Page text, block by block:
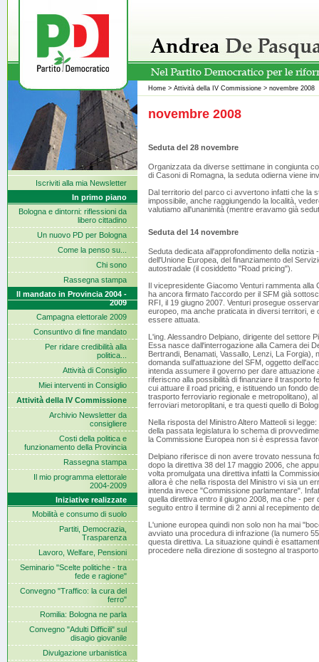
Iscriviti alla mia Newsletter
In primo piano
Bologna e dintorni: riflessioni da
libero cittadino
Un nuovo PD per Bologna
Come la penso su...
Chi sono
Rassegna stampa
Il mandato in Provincia 2004 -
2009
Campagna elettorale 2009
Consuntivo di fine mandato
Per ridare credibilità alla
politica...
Attività di Consiglio
Miei interventi in Consiglio
Attività della IV Commissione
Archivio Newsletter da
consigliere
Costi della politica e
funzionamento della Provincia
Rassegna stampa
Il mio programma elettorale
2004-2009
Iniziative realizzate
Mobilità e consumo di suolo
Partiti, Democrazia,
Trasparenza
Lavoro, Welfare, Pensioni
Seminario "Scelte politiche - tra
fede e ragione"
Convegno "Traffico: la cura del
ferro"
Romilia: Bologna ne parla
Convegno "Adulti Difficili" sul
disagio giovanile
Divulgazione urbanistica
Home > Attività della IV Commissione > novembre 2008
novembre 2008
Seduta del 28 novembre
Organizzata da diverse settimane in congiunta
di Casoni di Romagna, la seduta odierna viene
Dal territorio del parco ci avvertono infatti che la
impossibile, anche raggiungendo la località,
valutiamo all'unanimità (mentre eravamo già
Seduta del 14 novembre
Seduta dedicata all'approfondimento della
dell'Unione Europea, del finanziamento del
autostradale (il cosiddetto "Road pricing").
Il vicepresidente Giacomo Venturi rammenta
ha ancora firmato l'accordo per il SFM già
RFI, il 19 giugno 2007. Venturi prosegue
europeo, ma anche praticata in diversi territori,
essere attuata.
L'ing. Alessandro Delpiano, dirigente del settore
Essa nasce dall'interrogazione alla Camera dei
Bertrandi, Benamati, Vassallo, Lenzi, La
domanda sull'attuazione del SFM, oggetto
intenda assumere il governo per dare attuazione
riferiscno alla possibilità di finanziare il trasporto
cui attuare il road pricing, e istituendo un fondo
trasporto ferroviario regionale e metropolitano),
ferroviari metoroplitani, e tra questi quello di
Nella risposta del Ministro Altero Matteoli si
della passata legislatura lo schema di
la Commissione Europea non si è espressa
Delpiano riferisce di non avere trovato nessuna
dopo la direttiva 38 del 17 maggio 2006, che
volta promulgata una direttiva infatti la
allora è che nella risposta del Ministro vi sia un
intenda invece "Commissione parlamentare".
quella direttiva entro il giugno 2008, ma che -
seguito entro il termine di 2 anni al recepimento
L'unione europea quindi non solo non ha mai
avviato una procedura di infrazione (la numero
questa direttiva. La situazione quindi è
procedere nella direzione di sostegno al